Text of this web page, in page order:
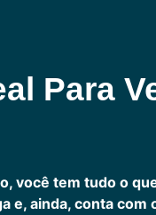
Para
você tem tudo o
e, ainda, conta